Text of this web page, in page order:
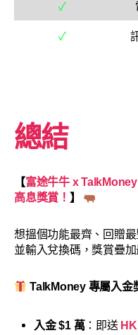
✓
✓
總結
【富途牛牛 x
高息獎賞！ 】
想搵個功能最齊、回贈
並輸入兌換碼，獎賞疊加
TalkMoney 專屬入金
入金 $1 萬 ：即送